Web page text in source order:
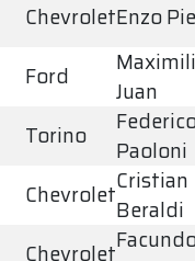
ChevroletEnzo
Ford
Juan
Torino
Paoloni
ChevroletCristian
Beraldi
Chevrolet